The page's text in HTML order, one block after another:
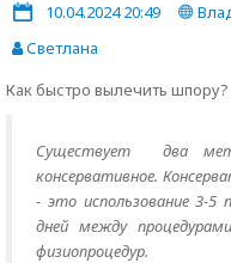
10.04.2024 20:49
Светлана
Как быстро вылечить шпору?
Существует два
консервативное.
- это использование 3-5
дней между
физиопроцедур.